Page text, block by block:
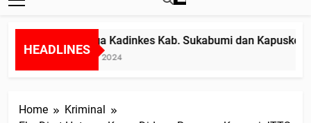
HEADLINES
Diduga Kadinkes Kab. Sukabumi dan
Juli 24, 2024
Home
Kriminal